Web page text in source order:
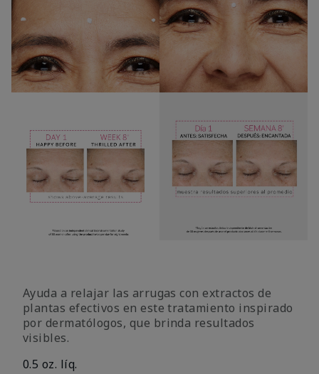
Ayuda a relajar las arrugas con extractos de
plantas efectivos en este tratamiento inspirado
por dermatólogos, que brinda resultados
visibles.
0.5 oz. líq.